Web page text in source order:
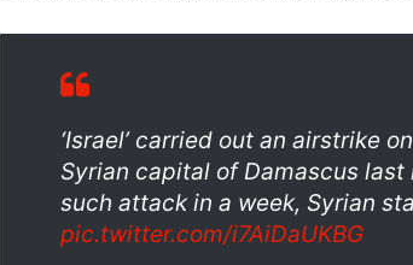
‘Israel’ carried out an airstrike
Syrian capital of Damascus
such attack in a week, Syrian
pic.twitter.com/i7AiDaUKBG